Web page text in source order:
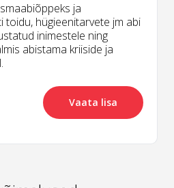
ja
toidu, hügieenitarvete jm abi
inimestele ning
abistama kriiside ja
Vaata lisa